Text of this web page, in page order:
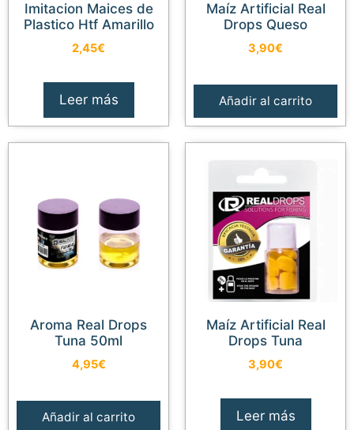
Imitacion Maices de
Plastico Htf Amarillo
2,45€
Leer más
Maíz Artificial Real
Drops Queso
3,90€
Añadir al carrito
Aroma Real Drops
Tuna 50ml
4,95€
Añadir al carrito
Maíz Artificial Real
Drops Tuna
3,90€
Leer más